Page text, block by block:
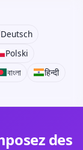
Deutsch
Polski
বাংলা
हिन्दी
des